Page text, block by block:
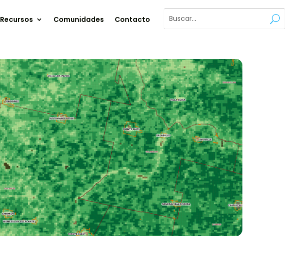
Recursos Comunidades Contacto